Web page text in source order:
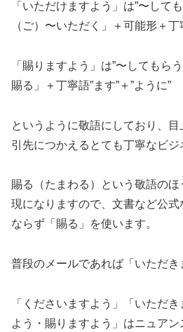
「いただけますよう」は”〜して
（ご）〜いただく」＋可能形＋丁
「賜りますよう」は”〜してもら
賜る」＋丁寧語”ます”＋”ように”
というように敬語にしており、
引先につかえるとても丁寧なビジ
賜る（たまわる）という敬語の
現になりますので、文書など公
ならず「賜る」を使います。
普段のメールであれば「いただき
「くださいますよう」「いただ
よう・賜りますよう」はニュア